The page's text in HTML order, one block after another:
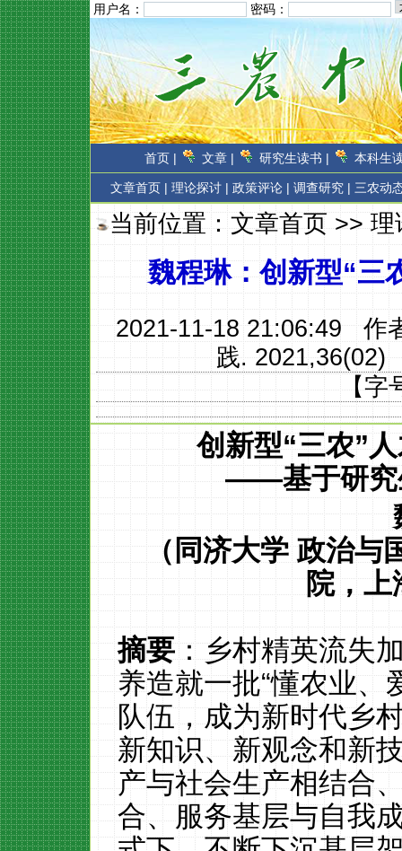
用户名： 密码：
首页 | 文章 | 研究生读书 | 本科生
文章首页 | 理论探讨 | 政策评论 | 调查研究 | 三农动
当前位置：文章首页>>理
魏程琳：创新型“三
2021-11-18 21:06:49 作
践. 2021,36(02)
【字
创新型“三农”
——基于研究
（同济大学 政治与
院，上
摘要：乡村精英流失
养造就一批“懂农业、
队伍，成为新时代乡
新知识、新观念和新
产与社会生产相结合
合、服务基层与自我